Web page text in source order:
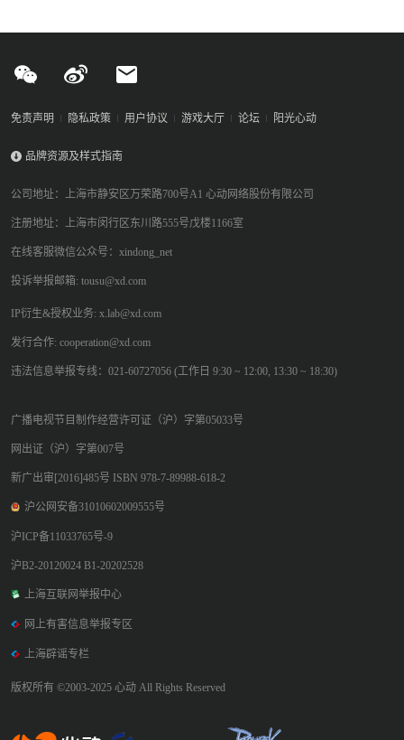
免责声明 隐私政策 用户协议 游戏大厅 论坛 阳光心动
品牌资源及样式指南
公司地址：上海市静安区万荣路700号A1 心动网络股份有限公司
注册地址：上海市闵行区东川路555号戊楼1166室
在线客服微信公众号：xindong_net
投诉举报邮箱: tousu@xd.com
IP衍生&授权业务: x.lab@xd.com
发行合作: cooperation@xd.com
违法信息举报专线：021-60727056 (工作日 9:30 ~ 12:00, 13:30 ~ 18:30)
广播电视节目制作经营许可证（沪）字第05033号
网出证（沪）字第007号
新广出审[2016]485号 ISBN 978-7-89988-618-2
沪公网安备31010602009555号
沪ICP备11033765号-9
沪B2-20120024 B1-20202528
上海互联网举报中心
网上有害信息举报专区
上海辟谣专栏
版权所有 ©2003-2025 心动 All Rights Reserved